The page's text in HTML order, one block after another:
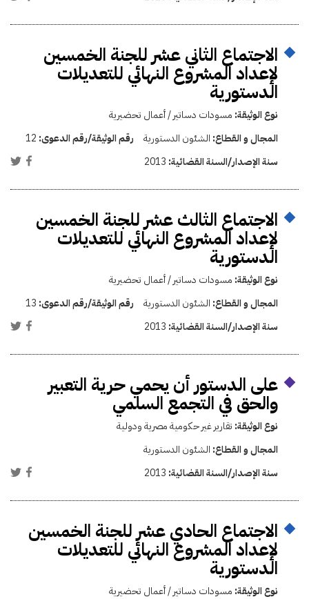
الاجتماع الثاني عشر للجنة الخمسين
لإعداد المشروع النهائي للتعديلات
الدستورية
نوع الوثيقة: مسودات دساتير / أعمال تحضيرية
المجال و القطاع: الشئون الدستورية رقم الوثيقة/رقم الدعوى: 12
سنة الإصدار/السنة القضائية: 2013
الاجتماع الثالث عشر للجنة الخمسين
لإعداد المشروع النهائي للتعديلات
الدستورية
نوع الوثيقة: مسودات دساتير / أعمال تحضيرية
المجال و القطاع: الشئون الدستورية رقم الوثيقة/رقم الدعوى: 13
سنة الإصدار/السنة القضائية: 2013
على الدستور أن يحمي حرية التعبير
والحق في التجمع السلمي
نوع الوثيقة: تقارير غير حكومية مصرية ودولية
المجال و القطاع: الشئون الدستورية
سنة الإصدار/السنة القضائية: 2013
الاجتماع الحادي عشر للجنة الخمسين
لإعداد المشروع النهائي للتعديلات
الدستورية
نوع الوثيقة: مسودات دساتير / أعمال تحضيرية